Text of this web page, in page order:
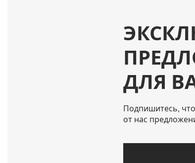
ДЛЯ
Подпишитесь,
от нас